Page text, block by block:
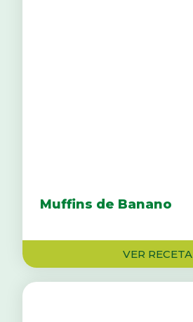
Muffins de Banano
VER RECETA